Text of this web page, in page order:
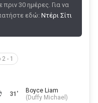
30 ημέρες. Για να
εδώ: Ντέρι Σίτι
- 1
31'
Boyce Liam
( Duffy Michael )